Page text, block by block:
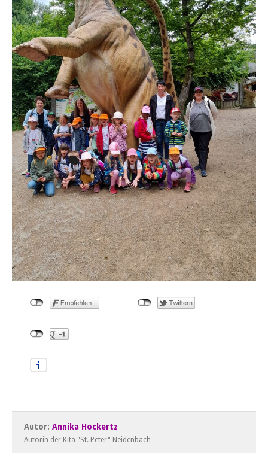
Autor: Annika Hockertz
Autorin der Kita "St. Peter" Neidenbach